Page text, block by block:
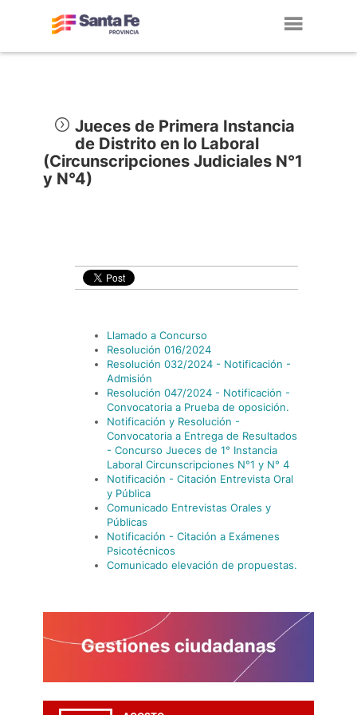
Jueces de Primera Instancia
de Distrito en lo Laboral
(Circunscripciones Judiciales N°1
y N°4)
Llamado a Concurso
Resolución 016/2024
Resolución 032/2024 - Notificación -
Admisión
Resolución 047/2024 - Notificación -
Convocatoria a Prueba de oposición.
Notificación y Resolución -
Convocatoria a Entrega de Resultados
- Concurso Jueces de 1° Instancia
Laboral Circunscripciones N°1 y N° 4
Notificación - Citación Entrevista Oral
y Pública
Comunicado Entrevistas Orales y
Públicas
Notificación - Citación a Exámenes
Psicotécnicos
Comunicado elevación de propuestas.